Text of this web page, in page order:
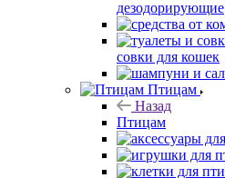
дезодорирующие
совки для кошек
Птицам
Назад
Птицам